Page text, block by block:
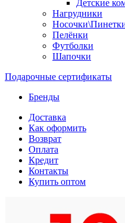
Детские
Нагрудники
Пелёнки
Футболки
Шапочки
Подарочные сертификаты
Бренды
Доставка
Как оформить
Возврат
Оплата
Кредит
Контакты
Купить оптом